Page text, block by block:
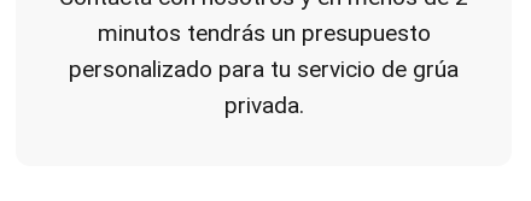
minutos tendrás un presupuesto
personalizado para tu servicio de grúa
privada.